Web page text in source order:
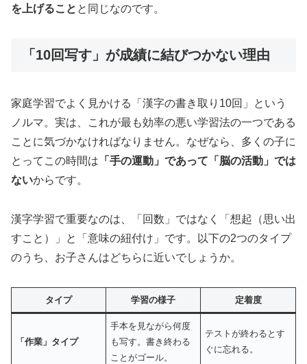
を上げること と同じなのです。
「10回写す」が成績に結びつかない理由
家庭学習でよく見かける「漢字の書き取り10回」という
ノルマ。実は、これが最も効率の悪い学習法の一つである
ことに気づかなければなりません。なぜなら、多くの子に
とってこの時間は 「手の運動」であって「脳の活動」では
ないからです。
漢字学習で重要なのは、「回数」ではなく「想起（思い出
すこと）」と「意味の紐付け」です。以下の2つのタイプ
のうち、お子さんはどちらに近いでしょうか。
タイプ 学習の様子 定着度
「作業」タイプ
手本を見ながら何度
も写す。書き終わる
ことがゴール。
テストが終わるとす
ぐに忘れる。